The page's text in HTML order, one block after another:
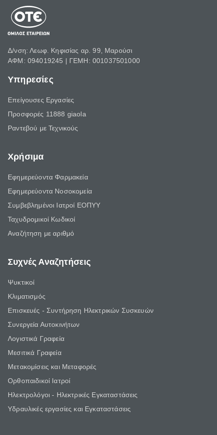
Δ/νση: Λεωφ. Κηφισίας αρ. 99, Μαρούσι
ΑΦΜ: 094019245 | ΓΕΜΗ: 001037501000
Υπηρεσίες
Επείγουσες Εργασίες
Προσφορές 11888 giaola
Ραντεβού με Τεχνικούς
Χρήσιμα
Εφημερεύοντα Φαρμακεία
Εφημερεύοντα Νοσοκομεία
Συμβεβλημένοι Ιατροί ΕΟΠΥΥ
Ταχυδρομικοί Κωδικοί
Αναζήτηση με αριθμό
Συχνές Αναζητήσεις
Ψυκτικοί
Κλιματισμός
Επισκευές - Συντήρηση Ηλεκτρικών Συσκευών
Συνεργεία Αυτοκινήτων
Λογιστικά Γραφεία
Μεσιτικά Γραφεία
Μετακομίσεις και Μεταφορές
Ορθοπαιδικοί Ιατροί
Ηλεκτρολόγοι - Ηλεκτρικές Εγκαταστάσεις
Υδραυλικές εργασίες και Εγκαταστάσεις